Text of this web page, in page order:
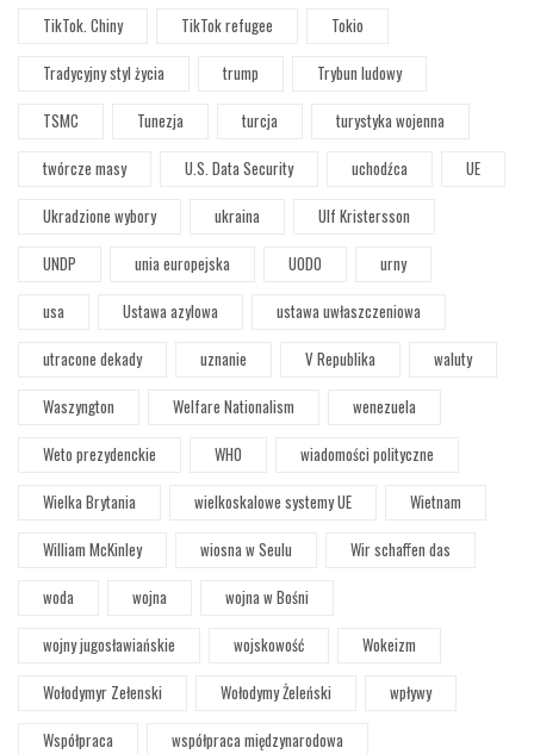
TikTok. Chiny
TikTok refugee
Tokio
Tradycyjny styl życia
trump
Trybun ludowy
TSMC
Tunezja turcja
turystyka wojenna
twórcze masy
U.S. Data Security uchodźca
UE
Ukradzione wybory
ukraina
Ulf Kristersson
UNDP
unia europejska UODO
urny
usa
Ustawa azylowa
ustawa uwłaszczeniowa
utracone dekady
uznanie V Republika
waluty
Waszyngton
Welfare Nationalism
wenezuela
Weto prezydenckie
WHO
wiadomości polityczne
Wielka Brytania
wielkoskalowe systemy UE
Wietnam
William McKinley
wiosna w Seulu
Wir schaffen das
woda
wojna
wojna w Bośni
wojny jugosławiańskie
wojskowość
Wokeizm
Wołodymyr Zełenski
Wołodymy Żeleński
wpływy
Współpraca
współpraca międzynarodowa